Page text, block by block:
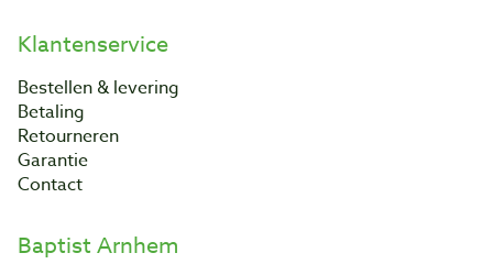
Klantenservice
Bestellen & levering
Betaling
Retourneren
Garantie
Contact
Baptist Arnhem